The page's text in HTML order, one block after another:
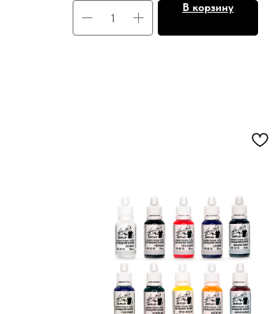
В корзину